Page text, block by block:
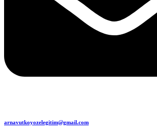
arnavutkoyozelegitim@gmail.com